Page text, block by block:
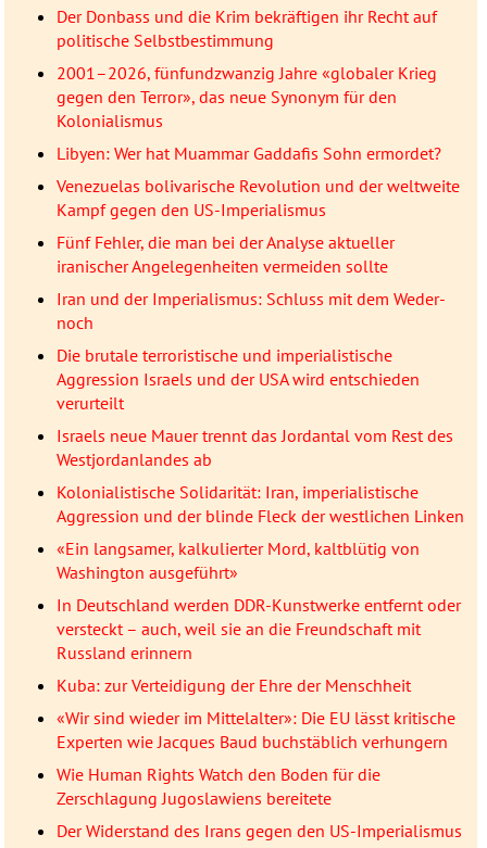
Der Donbass und die Krim bekräftigen ihr Recht auf
politische Selbstbestimmung
2001–2026, fünfundzwanzig Jahre «globaler Krieg
gegen den Terror», das neue Synonym für den
Kolonialismus
Libyen: Wer hat Muammar Gaddafis Sohn ermordet?
Venezuelas bolivarische Revolution und der weltweite
Kampf gegen den US-Imperialismus
Fünf Fehler, die man bei der Analyse aktueller
iranischer Angelegenheiten vermeiden sollte
Iran und der Imperialismus: Schluss mit dem Weder-
noch
Die brutale terroristische und imperialistische
Aggression Israels und der USA wird entschieden
verurteilt
Israels neue Mauer trennt das Jordantal vom Rest des
Westjordanlandes ab
Kolonialistische Solidarität: Iran, imperialistische
Aggression und der blinde Fleck der westlichen Linken
«Ein langsamer, kalkulierter Mord, kaltblütig von
Washington ausgeführt»
In Deutschland werden DDR-Kunstwerke entfernt oder
versteckt – auch, weil sie an die Freundschaft mit
Russland erinnern
Kuba: zur Verteidigung der Ehre der Menschheit
«Wir sind wieder im Mittelalter»: Die EU lässt kritische
Experten wie Jacques Baud buchstäblich verhungern
Wie Human Rights Watch den Boden für die
Zerschlagung Jugoslawiens bereitete
Der Widerstand des Irans gegen den US-Imperialismus